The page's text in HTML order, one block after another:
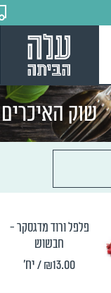
שוק האיכרים
פלפל ורוד מדגסקר -
חבשוש
₪13.00/ יח'